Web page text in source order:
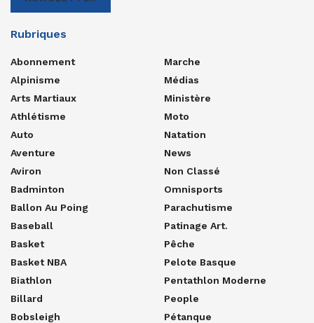
Rubriques
Abonnement
Alpinisme
Arts Martiaux
Athlétisme
Auto
Aventure
Aviron
Badminton
Ballon Au Poing
Baseball
Basket
Basket NBA
Biathlon
Billard
Bobsleigh
Marche
Médias
Ministère
Moto
Natation
News
Non Classé
Omnisports
Parachutisme
Patinage Art.
Pêche
Pelote Basque
Pentathlon Moderne
People
Pétanque